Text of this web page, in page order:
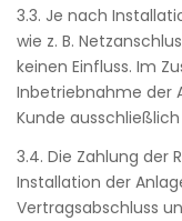
3.3. Je nach
wie z. B.
keinen Einfluss. Im
Inbetriebnahme der
Kunde
3.4. Die Zahlung der
Installation der
Vertragsabschluss